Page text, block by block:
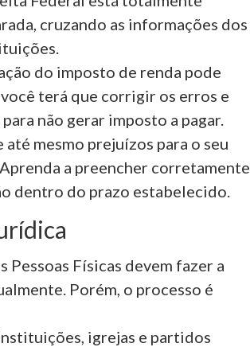
cruzando as informações dos
do imposto de renda pode
terá que corrigir os erros e
não gerar imposto a pagar.
mesmo prejuízos para o seu
a preencher corretamente
dentro do prazo estabelecido.
Pessoas Físicas devem fazer a
Porém, o processo é
igrejas e partidos